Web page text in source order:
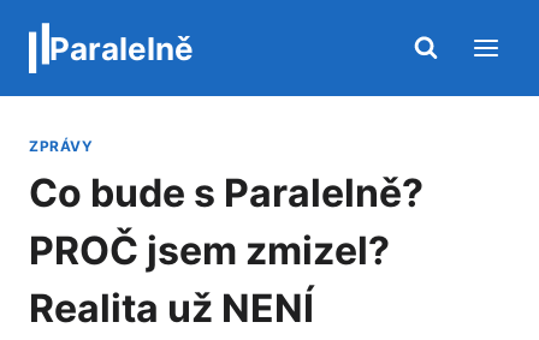
obsah
Paralelně
ZPRÁVY
Co bude s Paralelně?
PROČ jsem zmizel?
Realita už NENÍ